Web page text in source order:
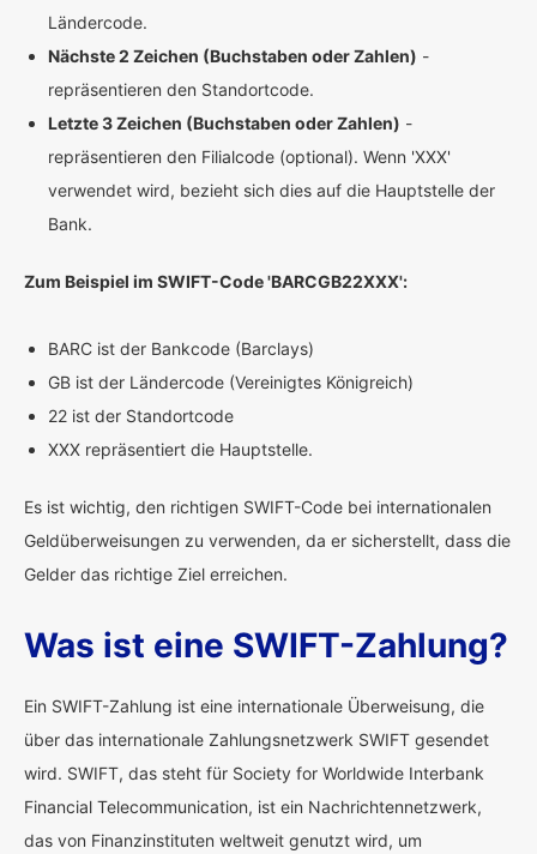
Ländercode.
Nächste 2 Zeichen (Buchstaben oder Zahlen) -
repräsentieren den Standortcode.
Letzte 3 Zeichen (Buchstaben oder Zahlen) -
repräsentieren den Filialcode (optional). Wenn 'XXX'
verwendet wird, bezieht sich dies auf die Hauptstelle der
Bank.
Zum Beispiel im SWIFT-Code 'BARCGB22XXX':
BARC ist der Bankcode (Barclays)
GB ist der Ländercode (Vereinigtes Königreich)
22 ist der Standortcode
XXX repräsentiert die Hauptstelle.
Es ist wichtig, den richtigen SWIFT-Code bei internationalen
Geldüberweisungen zu verwenden, da er sicherstellt, dass die
Gelder das richtige Ziel erreichen.
Was ist eine SWIFT-Zahlung?
Ein SWIFT-Zahlung ist eine internationale Überweisung, die
über das internationale Zahlungsnetzwerk SWIFT gesendet
wird. SWIFT, das steht für Society for Worldwide Interbank
Financial Telecommunication, ist ein Nachrichtennetzwerk,
das von Finanzinstituten weltweit genutzt wird, um